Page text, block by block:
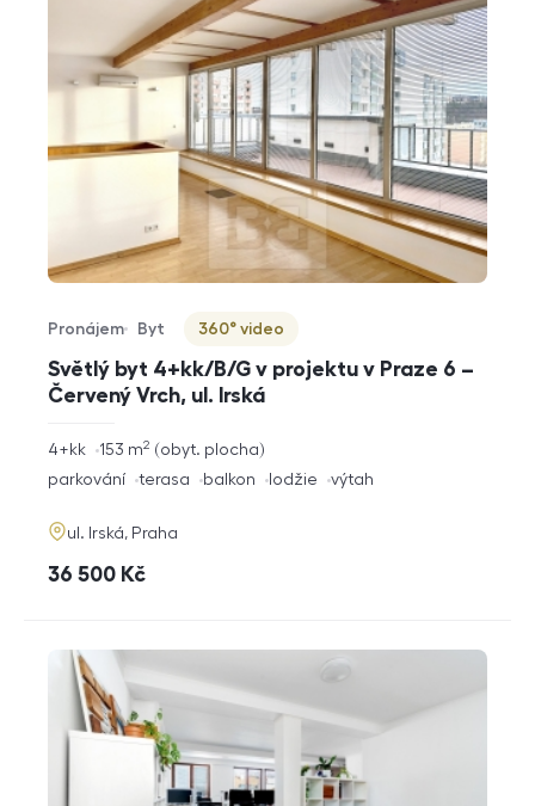
Světlý byt 4+kk/B/G v projektu v Praze 6 –
Červený Vrch, ul. Irská
Typ nabídky
Pronájem
Typ nemovitosti
Byt
Virtuální prohlídka
360° video
rozměry
4+kk obyt. plocha
153 m2
funkce
parkování terasa balkon lodžie výtah
adresa
ul. Irská, Praha
cena
36 500 Kč